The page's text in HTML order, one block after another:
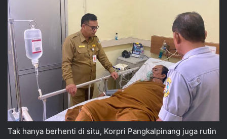
Tak hanya berhenti di situ, Korpri Pangkalpinang juga rutin